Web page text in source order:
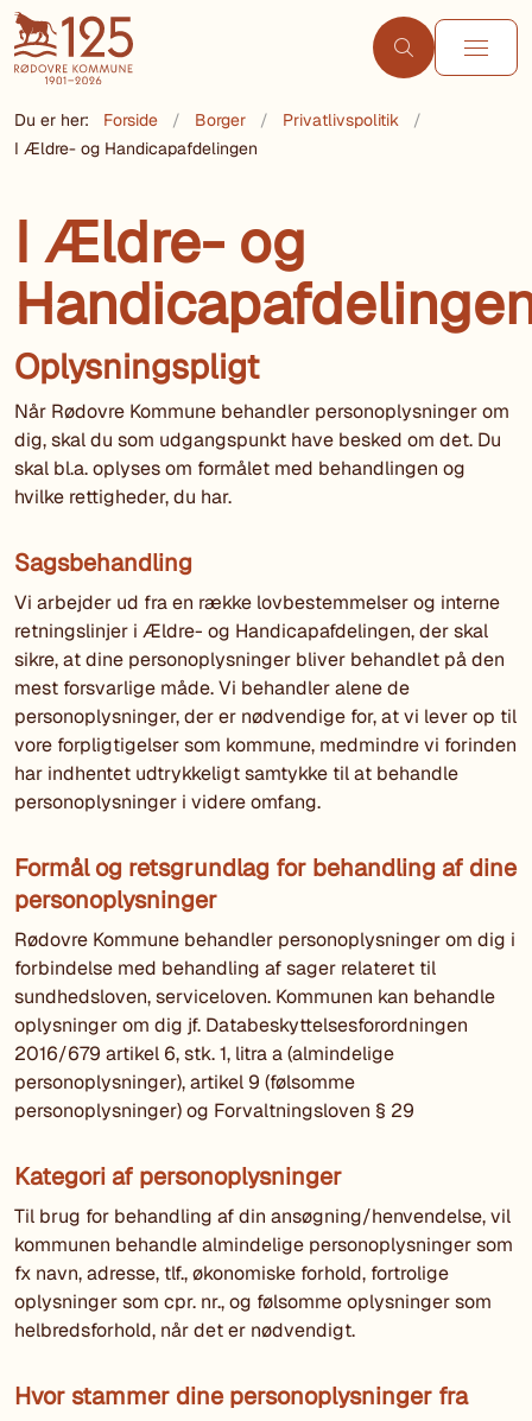
Du er her: Forside Borger
Privatlivspolitik
I Ældre- og Handicapafdelingen
I Ældre- og
Oplysningspligt
Når Rødovre Kommune behandler personoplysninger om
dig, skal du som udgangspunkt have besked om det. Du
skal bl.a. oplyses om formålet med behandlingen og
hvilke rettigheder, du har.
Sagsbehandling
Vi arbejder ud fra en række lovbestemmelser og interne
retningslinjer i Ældre- og Handicapafdelingen, der skal
sikre, at dine personoplysninger bliver behandlet på den
mest forsvarlige måde. Vi behandler alene de
personoplysninger, der er nødvendige for, at vi lever op til
vore forpligtigelser som kommune, medmindre vi forinden
har indhentet udtrykkeligt samtykke til at behandle
personoplysninger i videre omfang.
Formål og retsgrundlag for behandling af dine
personoplysninger
Rødovre Kommune behandler personoplysninger om dig i
forbindelse med behandling af sager relateret til
sundhedsloven, serviceloven. Kommunen kan behandle
oplysninger om dig jf. Databeskyttelsesforordningen
2016/679 artikel 6, stk. 1, litra a (almindelige
personoplysninger), artikel 9 (følsomme
personoplysninger) og Forvaltningsloven § 29
Kategori af personoplysninger
Til brug for behandling af din ansøgning/henvendelse, vil
kommunen behandle almindelige personoplysninger som
fx navn, adresse, tlf., økonomiske forhold, fortrolige
oplysninger som cpr. nr., og følsomme oplysninger som
helbredsforhold, når det er nødvendigt.
Hvor stammer dine personoplysninger fra